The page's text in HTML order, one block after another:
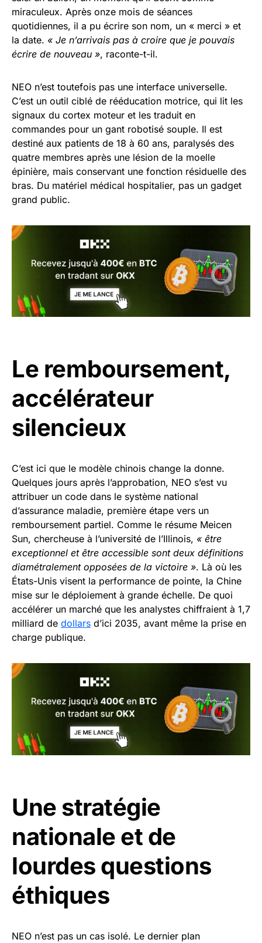
miraculeux. Après onze mois de séances
quotidiennes, il a pu écrire son nom, un « merci » et
la date. « Je n’arrivais pas à croire que je pouvais
écrire de nouveau », raconte-t-il.
NEO n’est toutefois pas une interface universelle.
C’est un outil ciblé de rééducation motrice, qui lit les
signaux du cortex moteur et les traduit en
commandes pour un gant robotisé souple. Il est
destiné aux patients de 18 à 60 ans, paralysés des
quatre membres après une lésion de la moelle
épinière, mais conservant une fonction résiduelle des
bras. Du matériel médical hospitalier, pas un gadget
grand public.
Le remboursement,
accélérateur
silencieux
C’est ici que le modèle chinois change la donne.
Quelques jours après l’approbation, NEO s’est vu
attribuer un code dans le système national
d’assurance maladie, première étape vers un
remboursement partiel. Comme le résume Meicen
Sun, chercheuse à l’université de l’Illinois, « être
exceptionnel et être accessible sont deux définitions
diamétralement opposées de la victoire ». Là où les
États-Unis visent la performance de pointe, la Chine
mise sur le déploiement à grande échelle. De quoi
accélérer un marché que les analystes chiffraient à 1,7
milliard de dollars d’ici 2035, avant même la prise en
charge publique.
Une stratégie
nationale et de
lourdes questions
éthiques
NEO n’est pas un cas isolé. Le dernier plan